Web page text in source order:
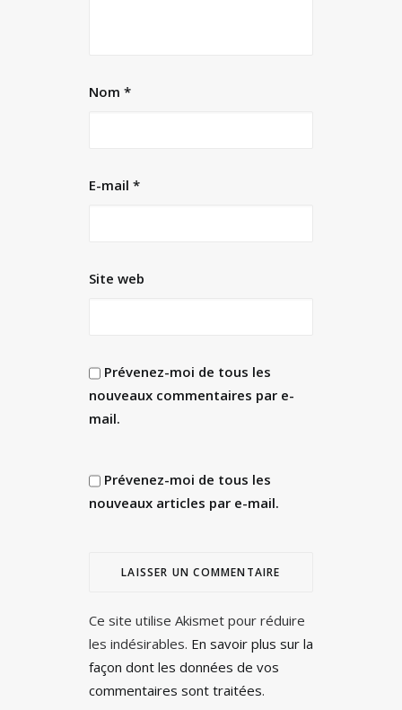
Nom *
E-mail *
Site web
Prévenez-moi de tous les
nouveaux commentaires par e-
mail.
Prévenez-moi de tous les
nouveaux articles par e-mail.
Ce site utilise Akismet pour réduire
les indésirables. En savoir plus sur la
façon dont les données de vos
commentaires sont traitées.